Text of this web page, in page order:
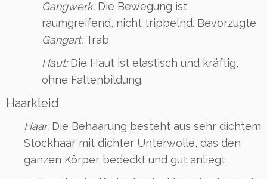
Gangwerk:Die Bewegung ist
raumgreifend, nicht trippelnd. Bevorzugte
Gangart:Trab
Haut:Die Haut ist elastisch und kräftig,
ohne Faltenbildung.
Haarkleid
Haar:Die Behaarung besteht aus sehr dichtem
Stockhaar mit dichter Unterwolle, das den
ganzen Körper bedeckt und gut anliegt.